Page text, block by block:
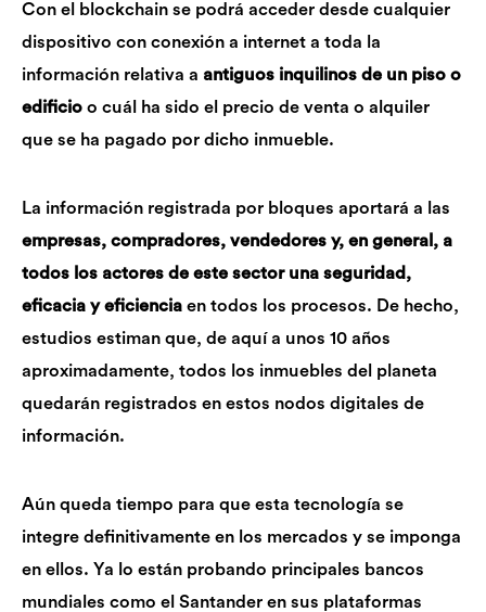
Con el blockchain se podrá acceder desde cualquier
dispositivo con conexión a internet a toda la
información relativa a antiguos inquilinos de un piso o
edificio o cuál ha sido el precio de venta o alquiler
que se ha pagado por dicho inmueble.
La información registrada por bloques aportará a las
empresas, compradores, vendedores y, en general, a
todos los actores de este sector una seguridad,
eficacia y eficiencia en todos los procesos. De hecho,
estudios estiman que, de aquí a unos 10 años
aproximadamente, todos los inmuebles del planeta
quedarán registrados en estos nodos digitales de
información.
Aún queda tiempo para que esta tecnología se
integre definitivamente en los mercados y se imponga
en ellos. Ya lo están probando principales bancos
mundiales como el Santander en sus plataformas